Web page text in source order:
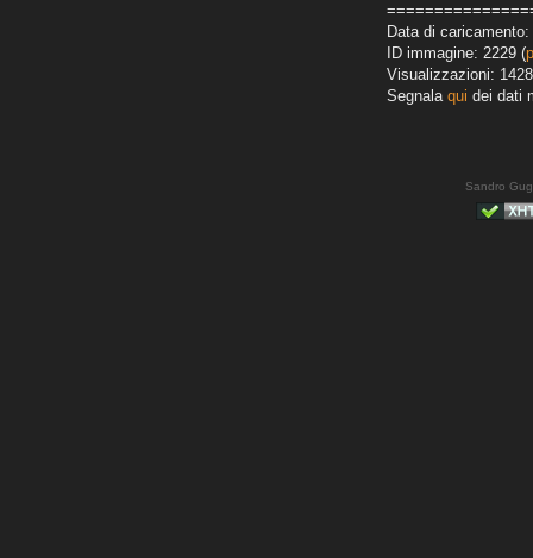
Data di
ID immagine: 2229 (
Visualizzazioni: 1428
Segnala qui dei dati
Sandro